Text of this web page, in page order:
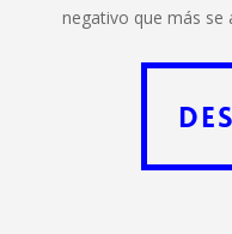
negativo que más se